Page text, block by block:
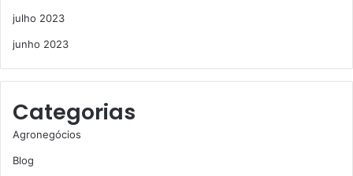
julho 2023
junho 2023
Categorias
Agronegócios
Blog